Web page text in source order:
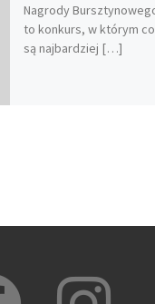
Nagrody
to konkurs, w którym
są najbardziej […]